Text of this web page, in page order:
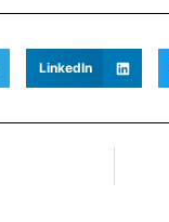
LinkedIn